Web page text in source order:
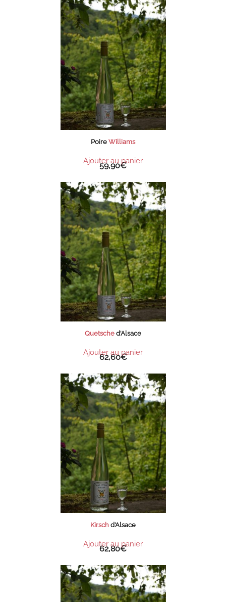
Poire Williams
59,90€
Ajouter au panier
Quetsche d’Alsace
62,60€
Ajouter au panier
Kirsch d’Alsace
62,80€
Ajouter au panier